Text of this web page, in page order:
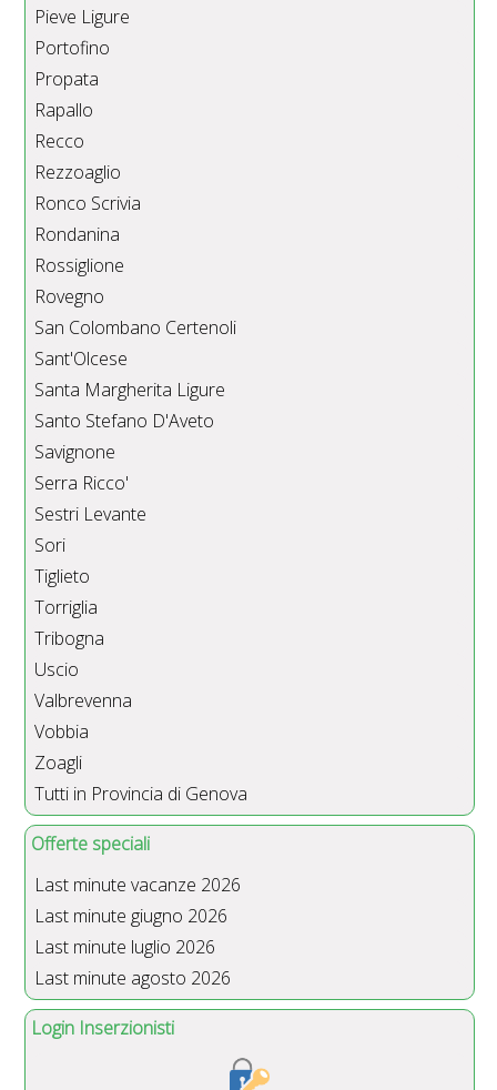
Pieve Ligure
Portofino
Propata
Rapallo
Recco
Rezzoaglio
Ronco Scrivia
Rondanina
Rossiglione
Rovegno
San Colombano Certenoli
Sant'Olcese
Santa Margherita Ligure
Santo Stefano D'Aveto
Savignone
Serra Ricco'
Sestri Levante
Sori
Tiglieto
Torriglia
Tribogna
Uscio
Valbrevenna
Vobbia
Zoagli
Tutti in Provincia di Genova
Offerte speciali
Last minute vacanze 2026
Last minute giugno 2026
Last minute luglio 2026
Last minute agosto 2026
Login Inserzionisti